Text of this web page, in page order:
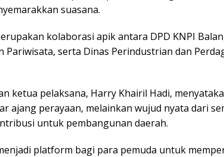
suasana.
kolaborasi apik antara DPD KNPI
Pariwisata, serta Dinas Perindustrian dan
ketua pelaksana, Harry Khairil Hadi,
ajang perayaan, melainkan wujud nyata dari
untuk pembangunan daerah.
platform bagi para pemuda untuk